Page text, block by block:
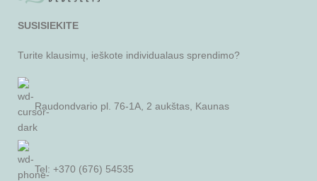
SUSISIEKITE
Turite klausimų, ieškote individualaus sprendimo?
Raudondvario pl. 76-1A, 2 aukštas, Kaunas
Tel: +370 (676) 54535